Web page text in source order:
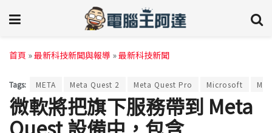
首頁 »最新科技新聞與報導 »最新科技新聞
Tags: META Meta Quest 2 Meta Quest Pro Microsoft
微軟將把旗下服務帶到 Meta
Quest 設備中，包含